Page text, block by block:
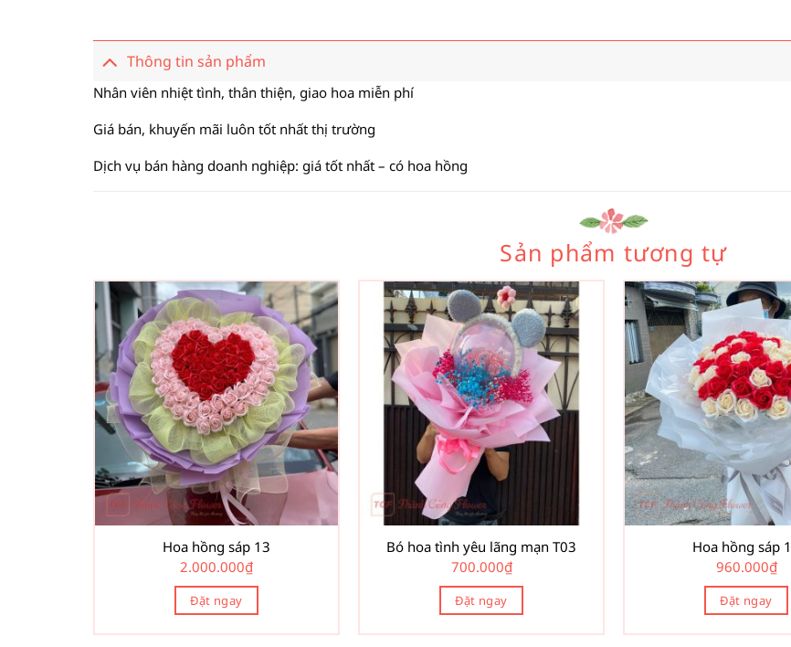
Thông tin sản phẩm
Nhân viên nhiệt tình, thân thiện, giao hoa miễn phí
Giá bán, khuyến mãi luôn tốt nhất thị trường
Dịch vụ bán hàng doanh nghiệp: giá tốt nhất – có hoa hồng
Sản phẩm tương tự
Hoa hồng sáp 13
2.000.000₫
Đặt ngay
Bó hoa tình yêu lãng mạn T03
700.000₫
Đặt ngay
Hoa hồng sáp
960.000₫
Đặt ngay